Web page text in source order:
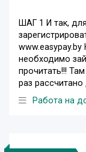
ШАГ 1 И так,
www.easypay.by
необходимо
прочитать!!!
раз
Работа на